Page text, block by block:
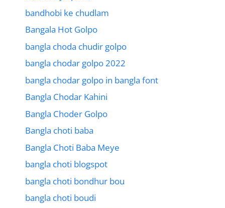
bandhobi ke chudlam
Bangala Hot Golpo
bangla choda chudir golpo
bangla chodar golpo 2022
bangla chodar golpo in bangla font
Bangla Chodar Kahini
Bangla Choder Golpo
Bangla choti baba
Bangla Choti Baba Meye
bangla choti blogspot
bangla choti bondhur bou
bangla choti boudi